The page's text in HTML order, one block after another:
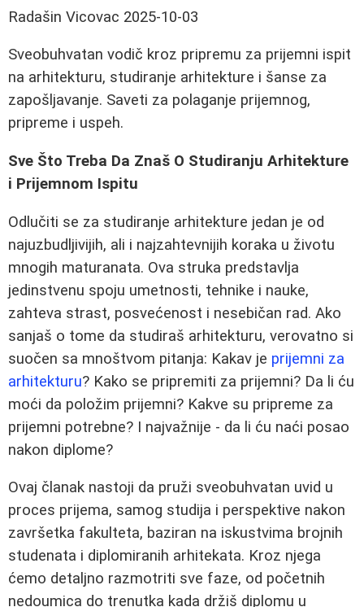
Radašin Vicovac 2025-10-03
Sveobuhvatan vodič kroz pripremu za prijemni ispit
na arhitekturu, studiranje arhitekture i šanse za
zapošljavanje. Saveti za polaganje prijemnog,
pripreme i uspeh.
Sve Što Treba Da Znaš O Studiranju Arhitekture
i Prijemnom Ispitu
Odlučiti se za studiranje arhitekture jedan je od
najuzbudljivijih, ali i najzahtevnijih koraka u životu
mnogih maturanata. Ova struka predstavlja
jedinstvenu spoju umetnosti, tehnike i nauke,
zahteva strast, posvećenost i nesebičan rad. Ako
sanjaš o tome da studiraš arhitekturu, verovatno si
suočen sa mnoštvom pitanja: Kakav je prijemni za
arhitekturu? Kako se pripremiti za prijemni? Da li ću
moći da položim prijemni? Kakve su pripreme za
prijemni potrebne? I najvažnije - da li ću naći posao
nakon diplome?
Ovaj članak nastoji da pruži sveobuhvatan uvid u
proces prijema, samog studija i perspektive nakon
završetka fakulteta, baziran na iskustvima brojnih
studenata i diplomiranih arhitekata. Kroz njega
ćemo detaljno razmotriti sve faze, od početnih
nedoumica do trenutka kada držiš diplomu u